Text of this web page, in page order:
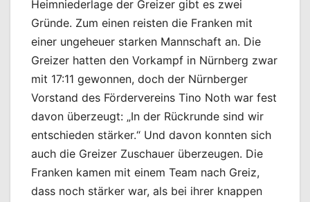
Heimniederlage der Greizer gibt es zwei
Gründe. Zum einen reisten die Franken mit
einer ungeheuer starken Mannschaft an. Die
Greizer hatten den Vorkampf in Nürnberg zwar
mit 17:11 gewonnen, doch der Nürnberger
Vorstand des Fördervereins Tino Noth war fest
davon überzeugt: „In der Rückrunde sind wir
entschieden stärker.“ Und davon konnten sich
auch die Greizer Zuschauer überzeugen. Die
Franken kamen mit einem Team nach Greiz,
dass noch stärker war, als bei ihrer knappen